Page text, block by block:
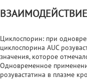
Циклоспорин: при
циклоспорина AUC
значения, которое
Одновременное
розувастатина в плазме